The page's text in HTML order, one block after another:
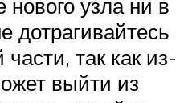
нового узла ни в
дотрагивайтесь
так как из-
выйти из